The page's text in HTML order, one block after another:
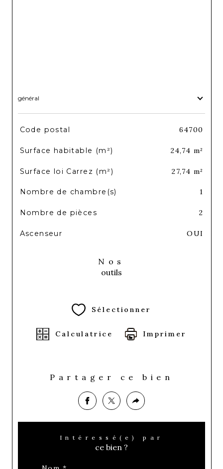
général
TRAD_SIROCCO_Caracteristique
Code postal 64700
Surface habitable (m²) 24,74 m²
Surface loi Carrez (m²) 27,74 m²
Nombre de chambre(s) 1
Nombre de pièces 2
Ascenseur OUI
Nos
outils
Sélectionner
Calculatrice Imprimer
Partager ce bien
Intéressé(e) par
ce bien ?